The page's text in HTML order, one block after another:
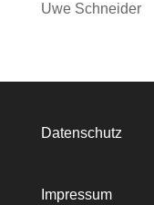
Uwe Schneider
Datenschutz
Impressum